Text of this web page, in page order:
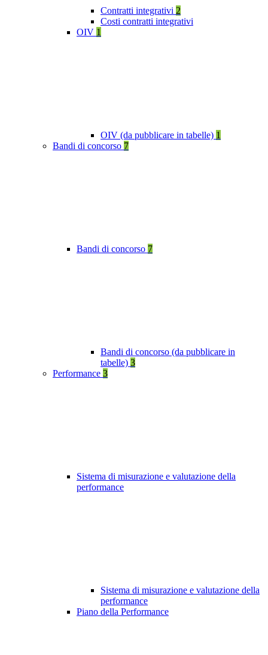
Contratti integrativi 2
Costi contratti integrativi
OIV 1
OIV (da pubblicare in tabelle) 1
Bandi di concorso 7
Bandi di concorso 7
Bandi di concorso (da pubblicare in
tabelle) 3
Performance 3
Sistema di misurazione e valutazione della
performance
Sistema di misurazione e valutazione della
performance
Piano della Performance